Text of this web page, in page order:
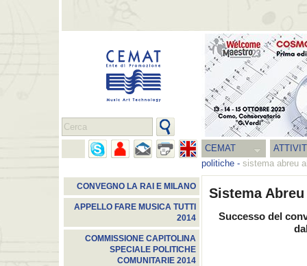
CEMAT
politiche - sistema abreu
CONVEGNO LA RAI E MILANO
APPELLO FARE MUSICA TUTTI
2014
COMMISSIONE CAPITOLINA
SPECIALE POLITICHE
COMUNITARIE 2014
Sistema
Successo del